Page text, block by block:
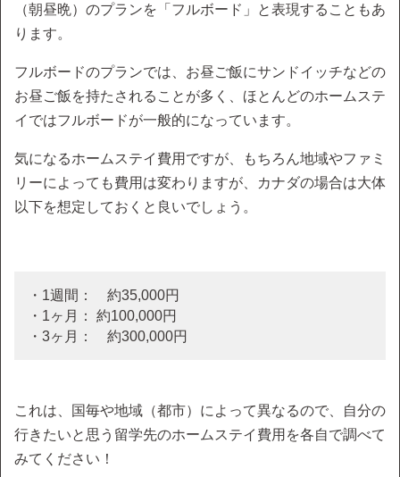
（朝昼晩）のプランを「フルボード」と表現することもあ
ります。
フルボードのプランでは、お昼ご飯にサンドイッチなどの
お昼ご飯を持たされることが多く、ほとんどのホームステ
イではフルボードが一般的になっています。
気になるホームステイ費用ですが、もちろん地域やファミ
リーによっても費用は変わりますが、カナダの場合は大体
以下を想定しておくと良いでしょう。
・1週間： 約35,000円
・1ヶ月： 約100,000円
・3ヶ月： 約300,000円
これは、国毎や地域（都市）によって異なるので、自分の
行きたいと思う留学先のホームステイ費用を各自で調べて
みてください！